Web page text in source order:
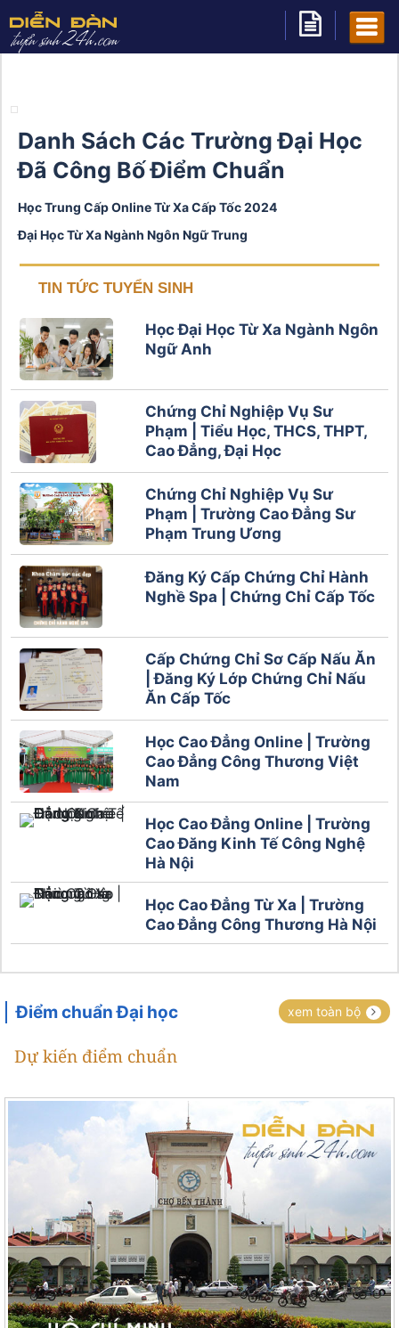
Danh Sách Các Trường Đại Học
Đã Công Bố Điểm Chuẩn
Học Trung Cấp Online Từ Xa Cấp Tốc 2024
Đại Học Từ Xa Ngành Ngôn Ngữ Trung
TIN TỨC TUYỂN SINH
Học Đại Học Từ Xa Ngành Ngôn
Ngữ Anh
Chứng Chỉ Nghiệp Vụ Sư
Phạm | Tiểu Học, THCS, THPT,
Cao Đẳng, Đại Học
Chứng Chỉ Nghiệp Vụ Sư
Phạm | Trường Cao Đẳng Sư
Phạm Trung Ương
Đăng Ký Cấp Chứng Chỉ Hành
Nghề Spa | Chứng Chỉ Cấp Tốc
Cấp Chứng Chỉ Sơ Cấp Nấu Ăn
| Đăng Ký Lớp Chứng Chỉ Nấu
Ăn Cấp Tốc
Học Cao Đẳng Online | Trường
Cao Đẳng Công Thương Việt
Nam
Học Cao Đẳng Online | Trường
Cao Đăng Kinh Tế Công Nghệ
Hà Nội
Học Cao Đẳng Từ Xa | Trường
Cao Đẳng Công Thương Hà Nội
Điểm chuẩn Đại học
Dự kiến điểm chuẩn
xem toàn bộ